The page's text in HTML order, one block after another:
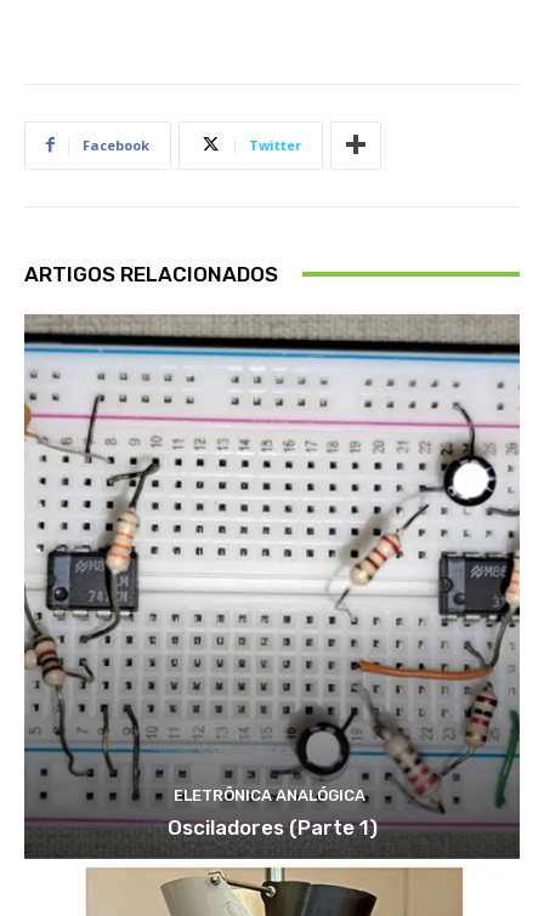
Facebook Twitter
ARTIGOS RELACIONADOS
ELETRÔNICA ANALÓGICA
Osciladores (Parte 1)